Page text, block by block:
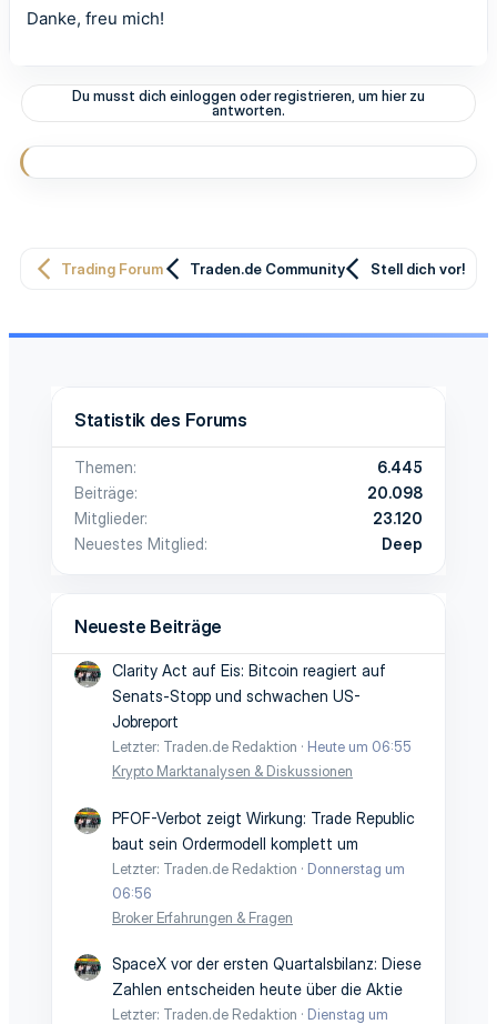
Danke, freu mich!
Du musst dich einloggen oder registrieren, um hier zu
antworten.
Trading Forum Traden.de Community Stell dich vor!
Statistik des Forums
Themen
6.445
Beiträge
20.098
Mitglieder
23.120
Neuestes Mitglied
Deep
Neueste Beiträge
Clarity Act auf Eis: Bitcoin reagiert auf
Senats-Stopp und schwachen US-
Jobreport
Letzter: Traden.de Redaktion
Heute um 06:55
Krypto Marktanalysen & Diskussionen
PFOF-Verbot zeigt Wirkung: Trade Republic
baut sein Ordermodell komplett um
Letzter: Traden.de Redaktion
Donnerstag um
06:56
Broker Erfahrungen & Fragen
SpaceX vor der ersten Quartalsbilanz: Diese
Zahlen entscheiden heute über die Aktie
Letzter: Traden.de Redaktion
Dienstag um